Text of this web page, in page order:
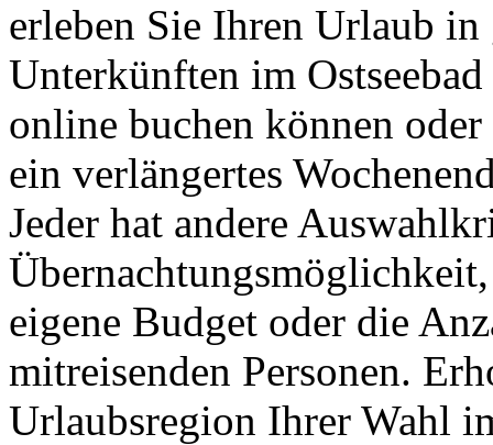
erleben Sie Ihren Urlaub in
Unterkünften im
online buchen können
ein verlängertes
Jeder hat andere
eigene Budget oder die
mitreisenden Personen.
Urlaubsregion Ihrer Wahl